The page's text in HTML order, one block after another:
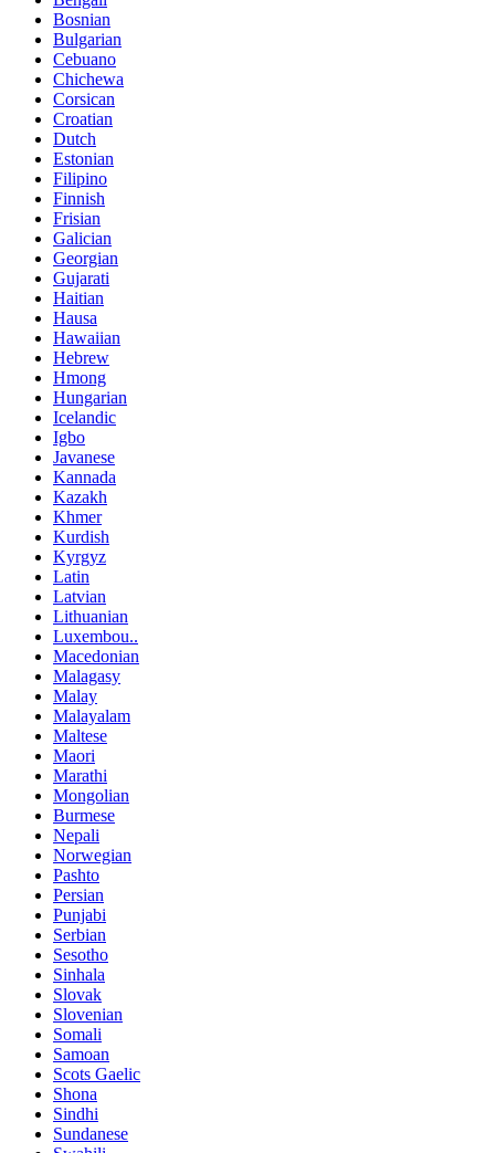
Bosnian
Bulgarian
Cebuano
Chichewa
Corsican
Croatian
Dutch
Estonian
Filipino
Finnish
Frisian
Galician
Georgian
Gujarati
Haitian
Hausa
Hawaiian
Hebrew
Hmong
Hungarian
Icelandic
Igbo
Javanese
Kannada
Kazakh
Khmer
Kurdish
Kyrgyz
Latin
Latvian
Lithuanian
Luxembou..
Macedonian
Malagasy
Malay
Malayalam
Maltese
Maori
Marathi
Mongolian
Burmese
Nepali
Norwegian
Pashto
Persian
Punjabi
Serbian
Sesotho
Sinhala
Slovak
Slovenian
Somali
Samoan
Scots Gaelic
Shona
Sindhi
Sundanese